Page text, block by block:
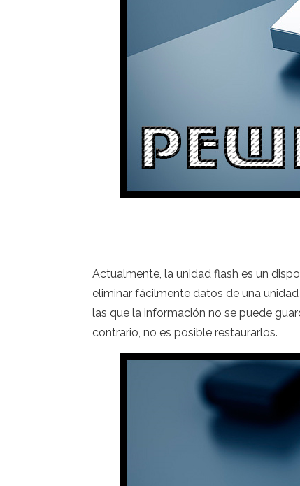
Actualmente, la unidad flash es un
eliminar fácilmente datos de una
las que la información no se puede
contrario, no es posible restaurarlos.